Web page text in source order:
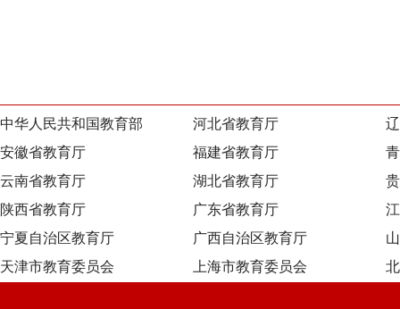
中华人民共和国教育部 河北省教育厅
安徽省教育厅
福建省教育厅
云南省教育厅
湖北省教育厅
陕西省教育厅
广东省教育厅
宁夏自治区教育厅
广西自治区教育厅
天津市教育委员会
上海市教育委员会